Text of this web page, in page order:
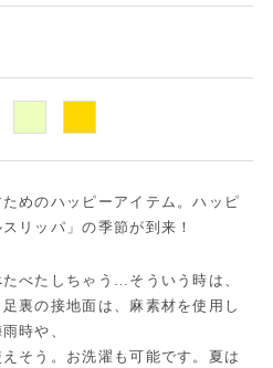
めのハッピーアイテム。ハッピ
リッパ」の季節が到来！
べたしちゃう…そういう時は、
裏の接地面は、麻素材を使用し
時や、
そう。お洗濯も可能です。夏は